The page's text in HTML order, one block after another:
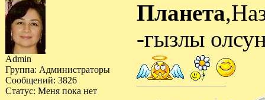
Admin
Группа: Администраторы
Сообщений: 3826
Статус: Меня пока нет
Планета
-гызлы